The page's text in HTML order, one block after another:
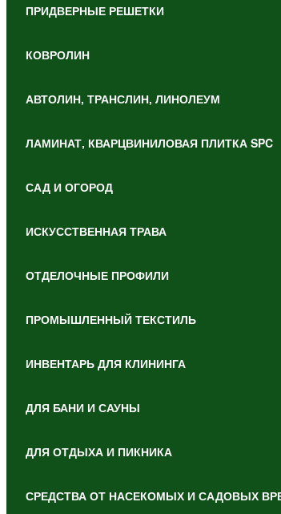
ПРИДВЕРНЫЕ РЕШЕТКИ
КОВРОЛИН
АВТОЛИН, ТРАНСЛИН, ЛИНОЛЕУМ
ЛАМИНАТ, КВАРЦВИНИЛОВАЯ ПЛИТКА SPC
САД И ОГОРОД
ИСКУССТВЕННАЯ ТРАВА
ОТДЕЛОЧНЫЕ ПРОФИЛИ
ПРОМЫШЛЕННЫЙ ТЕКСТИЛЬ
ИНВЕНТАРЬ ДЛЯ КЛИНИНГА
ДЛЯ БАНИ И САУНЫ
ДЛЯ ОТДЫХА И ПИКНИКА
СРЕДСТВА ОТ НАСЕКОМЫХ И САДОВЫХ